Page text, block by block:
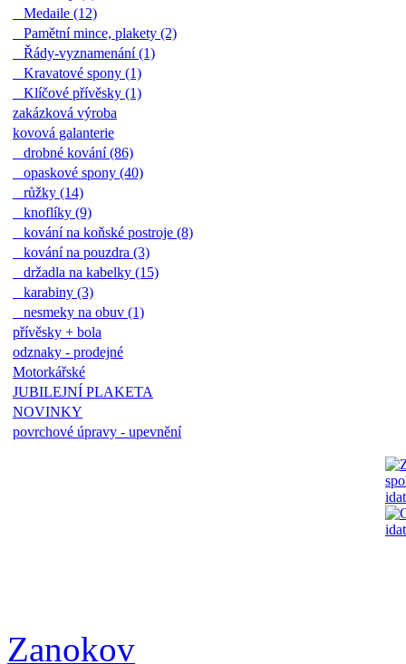
Medaile (12)
Pamětní mince, plakety (2)
Řády-vyznamenání (1)
Kravatové spony (1)
Klíčové přívěsky (1)
zakázková výroba
kovová galanterie
drobné kování (86)
opaskové spony (40)
růžky (14)
knoflíky (9)
kování na koňské postroje (8)
kování na pouzdra (3)
držadla na kabelky (15)
karabiny (3)
nesmeky na obuv (1)
přívěsky + bola
odznaky - prodejné
Motorkářské
JUBILEJNÍ PLAKETA
NOVINKY
povrchové úpravy - upevnění
Zanokov